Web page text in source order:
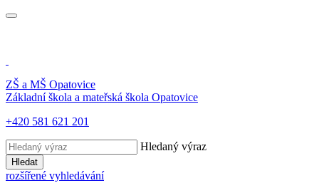
ZŠ a MŠ Opatovice
Základní škola a mateřská škola Opatovice
+420 581 621 201
Hledaný výraz
Hledat
rozšířené vyhledávání